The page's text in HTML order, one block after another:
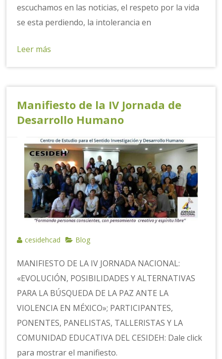
escuchamos en las noticias, el respeto por la vida
se esta perdiendo, la intolerancia en
Leer más
Manifiesto de la IV Jornada de
Desarrollo Humano
cesidehcad Blog
MANIFIESTO DE LA IV JORNADA NACIONAL:
«EVOLUCIÓN, POSIBILIDADES Y ALTERNATIVAS
PARA LA BÚSQUEDA DE LA PAZ ANTE LA
VIOLENCIA EN MÉXICO»; PARTICIPANTES,
PONENTES, PANELISTAS, TALLERISTAS Y LA
COMUNIDAD EDUCATIVA DEL CESIDEH: Dale click
para mostrar el manifiesto.